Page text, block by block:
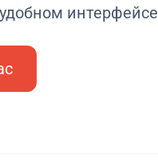
интерфейсе